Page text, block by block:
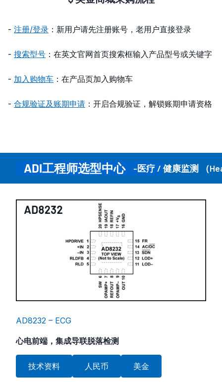
- 注册/登录 ：新用户请先注册账号，老用户直接登录
- 搜索型号 ：在英文官网首页搜索框输入产品型号或关键字
- 加入购物车 ：在产品页加入购物车
- 合规验证及账期申请 ：开启合规验证，解锁账期申请资格
ADI工程师选型中心 -医疗 / 健康监测 （
AD8232 – ECG
心电前端，集成导联脱落检测
技术资料 人民币 美金